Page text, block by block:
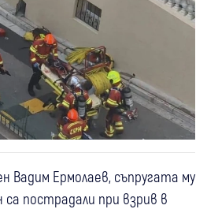
Вадим Ермолаев, съпругата му
пострадали при взрив в